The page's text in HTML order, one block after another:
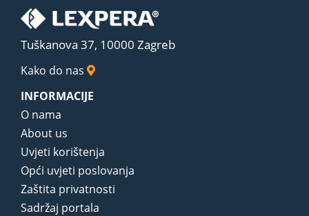
Tuškanova 37, 10000 Zagreb
Kako do nas
INFORMACIJE
O nama
About us
Uvjeti korištenja
Opći uvjeti poslovanja
Zaštita privatnosti
Sadržaj portala